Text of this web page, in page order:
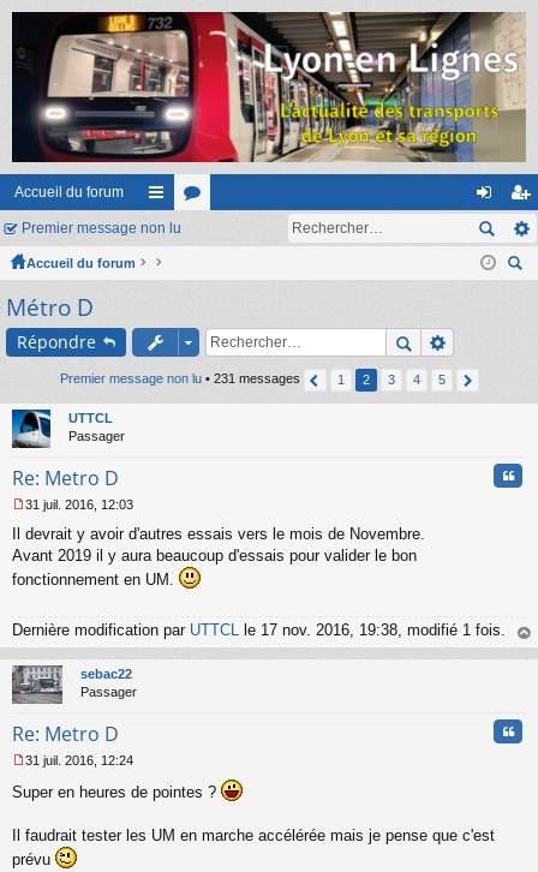
Accueil du forum
ac
co
ci
s
on
ne
ns
cri
Premier message non lu
Accueil du forum
Métro D
Répondre
Premier message non lu• 231 messages 1 2 3 4 5
UTTCL
Passager
Re: Metro D
e
s
a
e
o
n
l
31 juil. 2016, 12:03
Il devrait y avoir d'autres essais vers le mois de Novembre.
Avant 2019 il y aura beaucoup d'essais pour valider le bon
fonctionnement en UM.
Dernière modification par UTTCL le 17 nov. 2016, 19:38, modifié 1 fois.
au
sebac22
Passager
Re: Metro D
e
s
a
g
31 juil. 2016, 12:24
Super en heures de pointes ?
Il faudrait tester les UM en marche accélérée mais je pense que c'est
prévu